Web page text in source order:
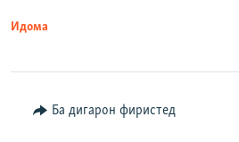
Идома
Ба дигарон фиристед